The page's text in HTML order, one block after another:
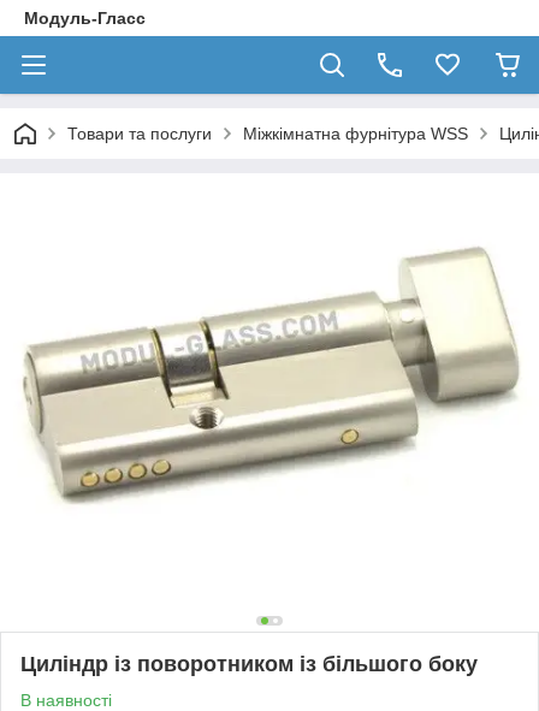
Модуль-Гласс
Товари та послуги Міжкімнатна фурнітура WSS
Циліндр із поворотником із більшого боку
В наявності